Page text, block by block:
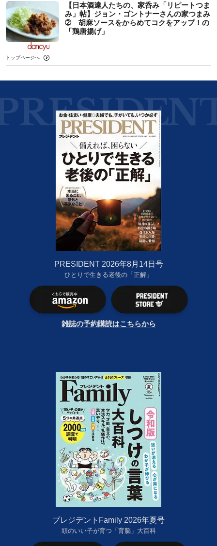
【日本酒達人たちの、家呑み「リピートつま
み」帖】ジョン・ゴントナーさんの家つまみ
➁ 胡麻ソースをからめてコクをアップ！の
「鶏唐揚げ」
トップページへ
PRESIDENT 2026年8月14日号
ひとりで生きる老後の「正解」
雑誌の予約購読はこちらから
プレジデントFamily 2026年夏号
頭のいい子が育つ「育脳」大百科